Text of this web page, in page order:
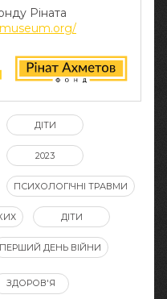
Ріната
ДІТИ
2023
ПСИХОЛОГІЧНІ ТРАВМИ
ДІТИ
ПЕРШИЙ ДЕНЬ ВІЙНИ
ЗДОРОВ'Я